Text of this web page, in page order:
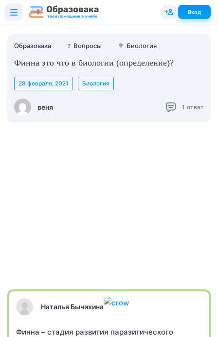
Образовака ❓ Вопросы 🌳 Биология
Финна это что в биологии (определение)?
веня
28 февраля, 2021 Биология
1 ответ
Наталья Бычихина
Финна – стадия развития паразитического
Вход